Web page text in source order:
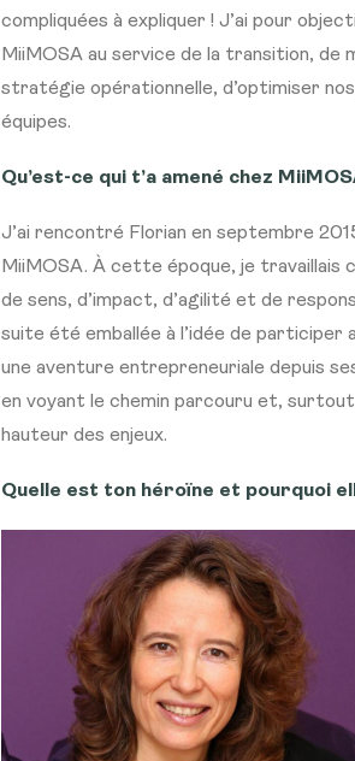
compliquées à expliquer ! J’ai pour
MiiMOSA au service de la transition,
stratégie opérationnelle, d’optimiser
équipes.
Qu’est-ce qui t’a amené chez
J’ai rencontré Florian en septembre
MiiMOSA. À cette époque, je travaillais
de sens, d’impact, d’agilité et de
suite été emballée à l’idée de participer
une aventure entrepreneuriale depuis
en voyant le chemin parcouru et,
hauteur des enjeux.
Quelle est ton héroïne et pourquoi